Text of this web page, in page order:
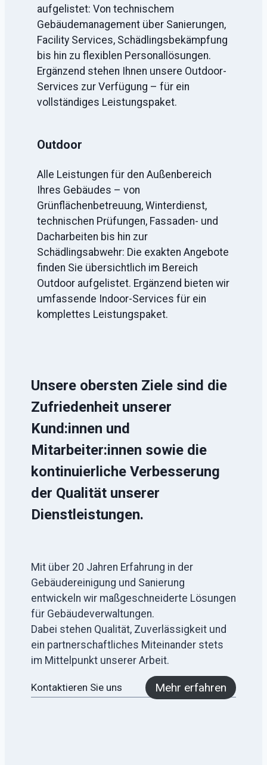
aufgelistet: Von technischem
Gebäudemanagement über Sanierungen,
Facility Services, Schädlingsbekämpfung
bis hin zu flexiblen Personallösungen.
Ergänzend stehen Ihnen unsere Outdoor-
Services zur Verfügung – für ein
vollständiges Leistungspaket.
Outdoor
Alle Leistungen für den Außenbereich
Ihres Gebäudes – von
Grünflächenbetreuung, Winterdienst,
technischen Prüfungen, Fassaden- und
Dacharbeiten bis hin zur
Schädlingsabwehr: Die exakten Angebote
finden Sie übersichtlich im Bereich
Outdoor aufgelistet. Ergänzend bieten wir
umfassende Indoor-Services für ein
komplettes Leistungspaket.
Unsere obersten Ziele sind die
Zufriedenheit unserer
Kund:innen und
Mitarbeiter:innen sowie die
kontinuierliche Verbesserung
der Qualität unserer
Dienstleistungen.
Mit über 20 Jahren Erfahrung in der
Gebäudereinigung und Sanierung
entwickeln wir maßgeschneiderte Lösungen
für Gebäudeverwaltungen.
Dabei stehen Qualität, Zuverlässigkeit und
ein partnerschaftliches Miteinander stets
im Mittelpunkt unserer Arbeit.
Kontaktieren Sie uns Mehr erfahren